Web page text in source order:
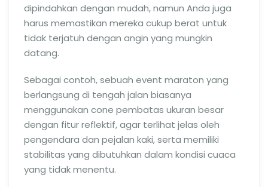
dipindahkan dengan mudah, namun Anda juga
harus memastikan mereka cukup berat untuk
tidak terjatuh dengan angin yang mungkin
datang.
Sebagai contoh, sebuah event maraton yang
berlangsung di tengah jalan biasanya
menggunakan cone pembatas ukuran besar
dengan fitur reflektif, agar terlihat jelas oleh
pengendara dan pejalan kaki, serta memiliki
stabilitas yang dibutuhkan dalam kondisi cuaca
yang tidak menentu.